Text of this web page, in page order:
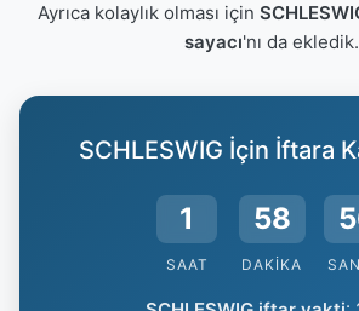
Ayrıca kolaylık olması için
sayacı'nı da ekledik.
SCHLESWIG İçin İftara
1
SAAT
58
DAKIKA